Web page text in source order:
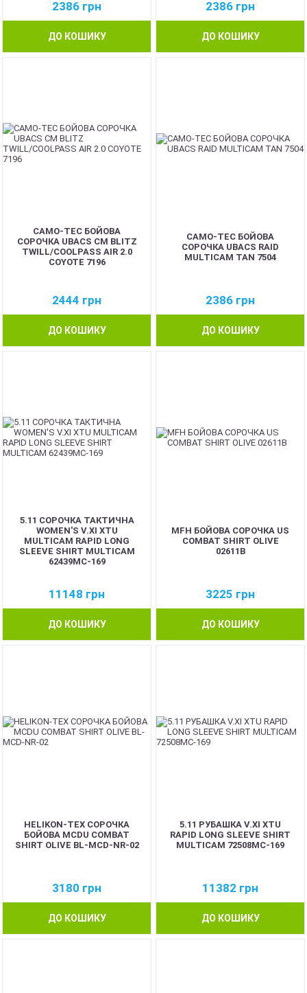
2386 грн
ДО КОШИКУ
2386 грн
ДО КОШИКУ
CAMO-TEC БОЙОВА
СОРОЧКА UBACS CM BLITZ
TWILL/COOLPASS AIR 2.0
COYOTE 7196
2444 грн
ДО КОШИКУ
CAMO-TEC БОЙОВА
СОРОЧКА UBACS RAID
MULTICAM TAN 7504
2386 грн
ДО КОШИКУ
5.11 СОРОЧКА ТАКТИЧНА
WOMEN'S V.XI XTU
MULTICAM RAPID LONG
SLEEVE SHIRT MULTICAM
62439MC-169
11148 грн
ДО КОШИКУ
MFH БОЙОВА СОРОЧКА US
COMBAT SHIRT OLIVE
02611B
3225 грн
ДО КОШИКУ
HELIKON-TEX СОРОЧКА
БОЙОВА MCDU COMBAT
SHIRT OLIVE BL-MCD-NR-02
3180 грн
ДО КОШИКУ
5.11 РУБАШКА V.XI XTU
RAPID LONG SLEEVE SHIRT
MULTICAM 72508MC-169
11382 грн
ДО КОШИКУ